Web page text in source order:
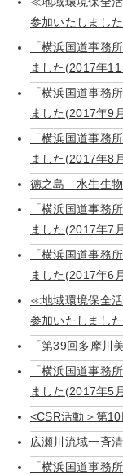
参加いたしました
「横浜国道事務
ました(2017年11
「横浜国道事務
ました(2017年9
「横浜国道事務
ました(2017年8
徳之島 水生生物
「横浜国道事務
ました(2017年7
「横浜国道事務
ました(2017年6
≪地域環境保全
参加いたしました
「第39回多摩川
「横浜国道事務
ました(2017年5
<CSR活動＞第
広瀬川流域一斉
「横浜国道事務